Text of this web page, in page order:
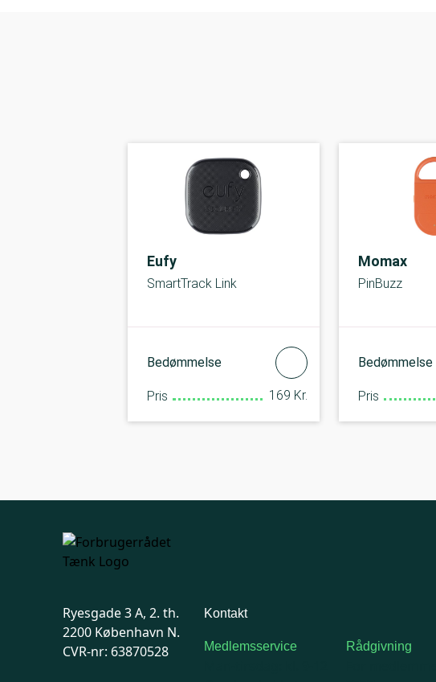
Eufy
SmartTrack Link
Bedømmelse
Pris 169 Kr.
Momax
PinBuzz
Bedømmelse
Pris
Ryesgade 3 A, 2. th.
2200 København N.
CVR-nr: 63870528
Kontakt
Medlemsservice Rådgivning